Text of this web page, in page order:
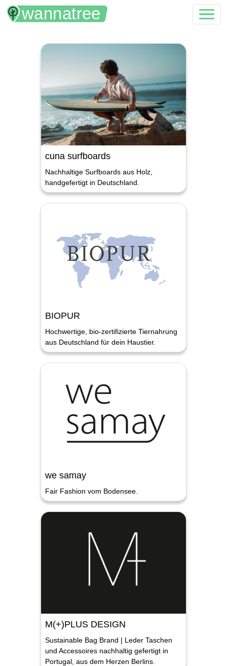
cuna surfboards
Nachhaltige Surfboards aus Holz,
handgefertigt in Deutschland.
BIOPUR
Hochwertige, bio-zertifizierte Tiernahrung
aus Deutschland für dein Haustier.
we samay
Fair Fashion vom Bodensee.
M(+)PLUS DESIGN
Sustainable Bag Brand | Leder Taschen
und Accessoires nachhaltig gefertigt in
Portugal, aus dem Herzen Berlins.